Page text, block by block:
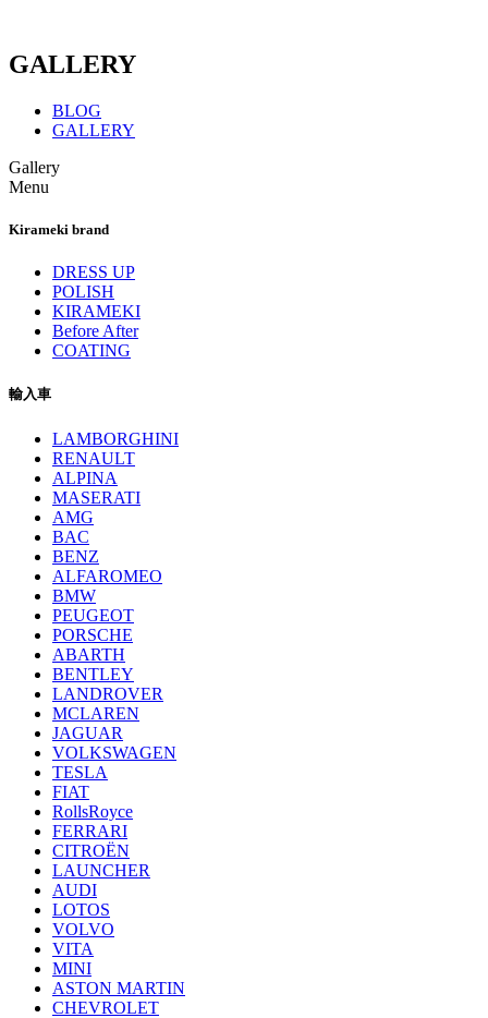
GALLERY
BLOG
GALLERY
Gallery
Menu
Kirameki brand
DRESS UP
POLISH
KIRAMEKI
Before After
COATING
輸入車
LAMBORGHINI
RENAULT
ALPINA
MASERATI
AMG
BAC
BENZ
ALFAROMEO
BMW
PEUGEOT
PORSCHE
ABARTH
BENTLEY
LANDROVER
MCLAREN
JAGUAR
VOLKSWAGEN
TESLA
FIAT
RollsRoyce
FERRARI
CITROËN
LAUNCHER
AUDI
LOTOS
VOLVO
VITA
MINI
ASTON MARTIN
CHEVROLET